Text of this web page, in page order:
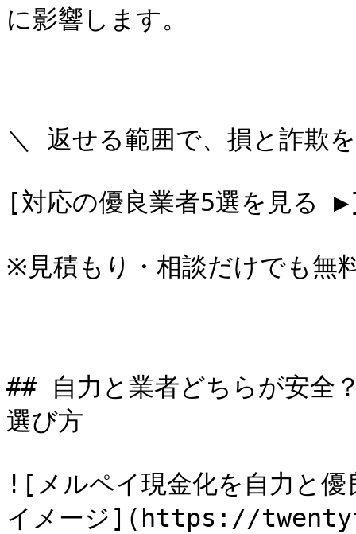
に影響します。
＼ 返せる範囲で、損と詐欺
[対応の優良業者5選を見る
※見積もり・相談だけでも無
## 自力と業者どちらが安全
選び方
![メルペイ現金化を自力と優
イメージ](https://